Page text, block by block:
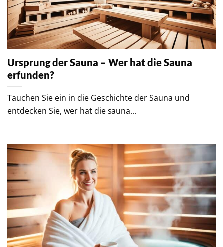
Ursprung der Sauna – Wer hat die Sauna
erfunden?
Tauchen Sie ein in die Geschichte der Sauna und
entdecken Sie, wer hat die sauna...